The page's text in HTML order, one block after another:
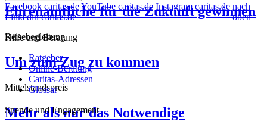
Ehrenamtliche für die Zukunft gewinnen
Reisebegleitung
Um zum Zug zu kommen
Mittelstandspreis
Mehr als nur das Notwendige
Facebook caritas.deYouTube caritas.de Instagram caritas.de
Linkedin caritas.de
nach
oben
Hilfe und Beratung
Ratgeber
Online-Beratung
Caritas-Adressen
Glossar
Spende und Engagement